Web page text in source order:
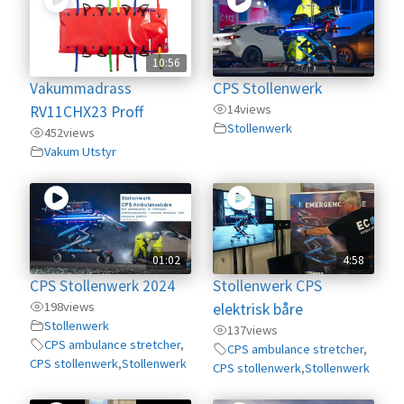
10:56
Vakummadrass
RV11CHX23 Proff
452views
Vakum Utstyr
CPS Stollenwerk
14views
Stollenwerk
01:02
CPS Stollenwerk 2024
198views
Stollenwerk
CPS ambulance stretcher,
CPS stollenwerk,Stollenwerk
4:58
Stollenwerk CPS
elektrisk båre
137views
CPS ambulance stretcher,
CPS stollenwerk,Stollenwerk